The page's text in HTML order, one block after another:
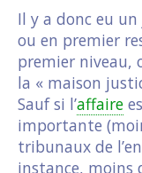
Il y a donc eu
ou en premier
premier niveau,
la « maison
Sauf si l’affaire
importante
tribunaux de
instance, moins